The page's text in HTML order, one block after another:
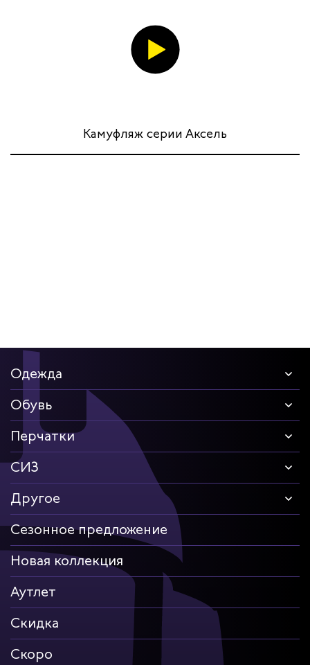
Камуфляж серии Аксель
Одежда
Обувь
Перчатки
СИЗ
Другое
Сезонное предложение
Новая коллекция
Аутлет
Скидка
Скоро